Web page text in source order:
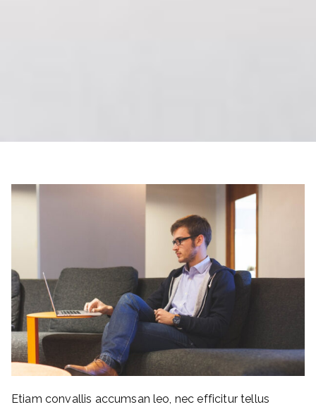
Etiam convallis accumsan leo, nec efficitur tellus